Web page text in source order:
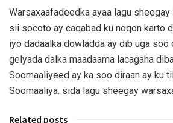
Warsaxaafadeedka ayaa lagu sheegay
sii socoto ay caqabad ku noqon karto
iyo dadaalka dowladda ay dib uga soo
gelyada dalka maadaama lacagaha
Soomaaliyeed ay ka soo diraan ay ku
Soomaaliya. sida lagu sheegay
Related posts